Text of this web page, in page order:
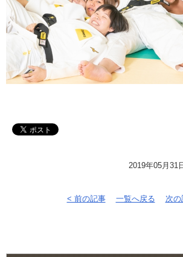
2019年05月31
< 前の記事 一覧へ戻る 次